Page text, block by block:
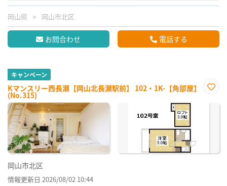
岡山県 岡山市北区
お問合わせ 電話する
キャンペーン
Kマンスリー西長瀬【岡山北長瀬駅前】 102・1K-【角部屋】
(No.315)
に入
岡山市北区
情報更新日 2026/08/02 10:44